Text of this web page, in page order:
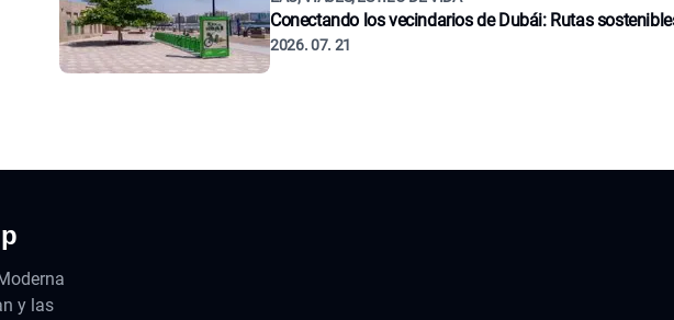
Conectando los vecindarios de Dubái: Rutas
2026. 07. 21
y las